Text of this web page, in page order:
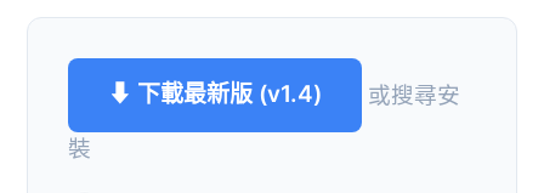
⬇ 下載最新版 (v1.4)
或搜尋安
裝